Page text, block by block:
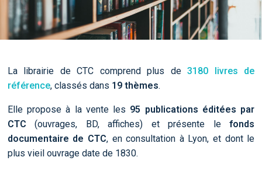
La librairie de CTC comprend plus de3180 livres de
référence, classés dans 19 thèmes.
Elle propose à la vente les 95 publications éditées par
CTC (ouvrages, BD, affiches) et présente lefonds
documentaire de CTC, en consultation à Lyon, et dont le
plus vieil ouvrage date de 1830.